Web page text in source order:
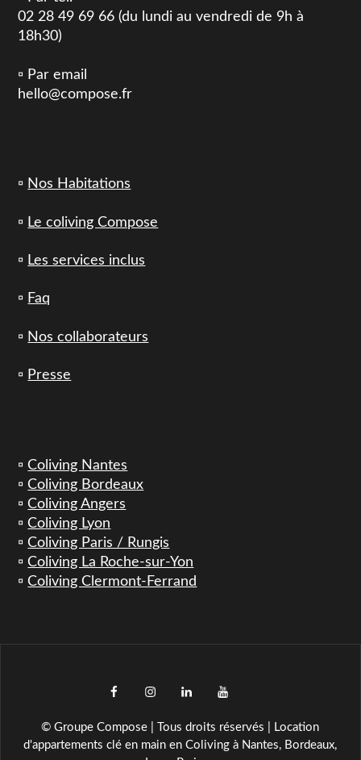
02 28 49 69 66 (du lundi au vendredi de 9h à
18h30)
▫️ Par email
hello@compose.fr
▫️ Nos Habitations
▫️ Le coliving Compose
▫️ Les services inclus
▫️ Faq
▫️ Nos collaborateurs
▫️ Presse
▫️Coliving Nantes
▫️Coliving Bordeaux
▫️Coliving Angers
▫️Coliving Lyon
▫️Coliving Paris / Rungis
▫️Coliving La Roche-sur-Yon
▫️Coliving Clermont-Ferrand
facebookinstagramLinkedInYouTube
© Groupe Compose | Tous droits réservés | Location
d'appartements clé en main en Coliving à Nantes, Bordeaux,